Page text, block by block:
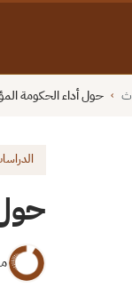
› حول أداء الحكومة
حول